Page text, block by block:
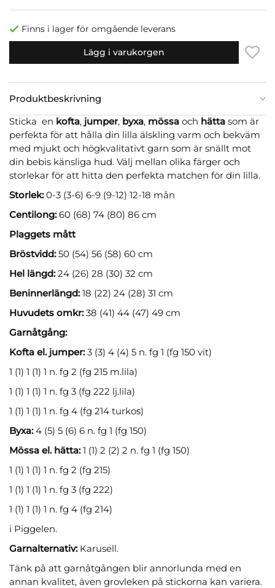
Finns i lager för omgående leverans
Lägg i varukorgen
Produktbeskrivning
Sticka en kofta, jumper, byxa, mössa och hätta som är
perfekta för att hålla din lilla älskling varm och bekväm
med mjukt och högkvalitativt garn som är snällt mot
din bebis känsliga hud. Välj mellan olika färger och
storlekar för att hitta den perfekta matchen för din lilla.
Storlek:0-3 (3-6) 6-9 (9-12) 12-18 mån
Centilong:60 (68) 74 (80) 86 cm
Plaggets mått
Bröstvidd:50 (54) 56 (58) 60 cm
Hel längd:24 (26) 28 (30) 32 cm
Beninnerlängd:18 (22) 24 (28) 31 cm
Huvudets omkr:38 (41) 44 (47) 49 cm
Garnåtgång:
Kofta el. jumper:3 (3) 4 (4) 5 n. fg 1 (fg 150 vit)
1 (1) 1 (1) 1 n. fg 2 (fg 215 m.lila)
1 (1) 1 (1) 1 n. fg 3 (fg 222 lj.lila)
1 (1) 1 (1) 1 n. fg 4 (fg 214 turkos)
Byxa:4 (5) 5 (6) 6 n. fg 1 (fg 150)
Mössa el. hätta:1 (1) 2 (2) 2 n. fg 1 (fg 150)
1 (1) 1 (1) 1 n. fg 2 (fg 215)
1 (1) 1 (1) 1 n. fg 3 (fg 222)
1 (1) 1 (1) 1 n. fg 4 (fg 214)
i Piggelen.
Garnalternativ:Karusell.
Tänk på att garnåtgången blir annorlunda med en
annan kvalitet, även grovleken på stickorna kan variera.